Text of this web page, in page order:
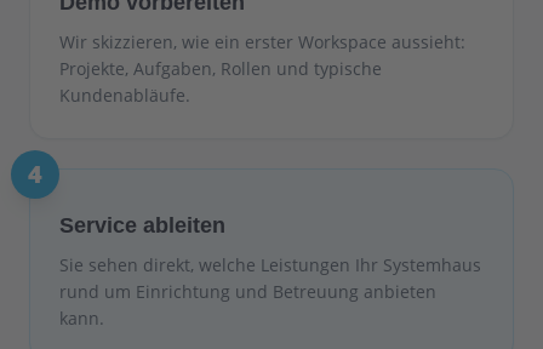
Wir skizzieren, wie ein erster Workspace aussieht:
Projekte, Aufgaben, Rollen und typische
Kundenabläufe.
4
Service ableiten
Sie sehen direkt, welche Leistungen Ihr Systemhaus
rund um Einrichtung und Betreuung anbieten
kann.